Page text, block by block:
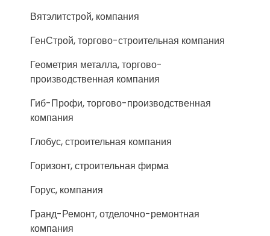
Вятэлитстрой, компания
ГенСтрой, торгово-строительная компания
Геометрия металла, торгово-
производственная компания
Гиб-Профи, торгово-производственная
компания
Глобус, строительная компания
Горизонт, строительная фирма
Горус, компания
Гранд-Ремонт, отделочно-ремонтная
компания